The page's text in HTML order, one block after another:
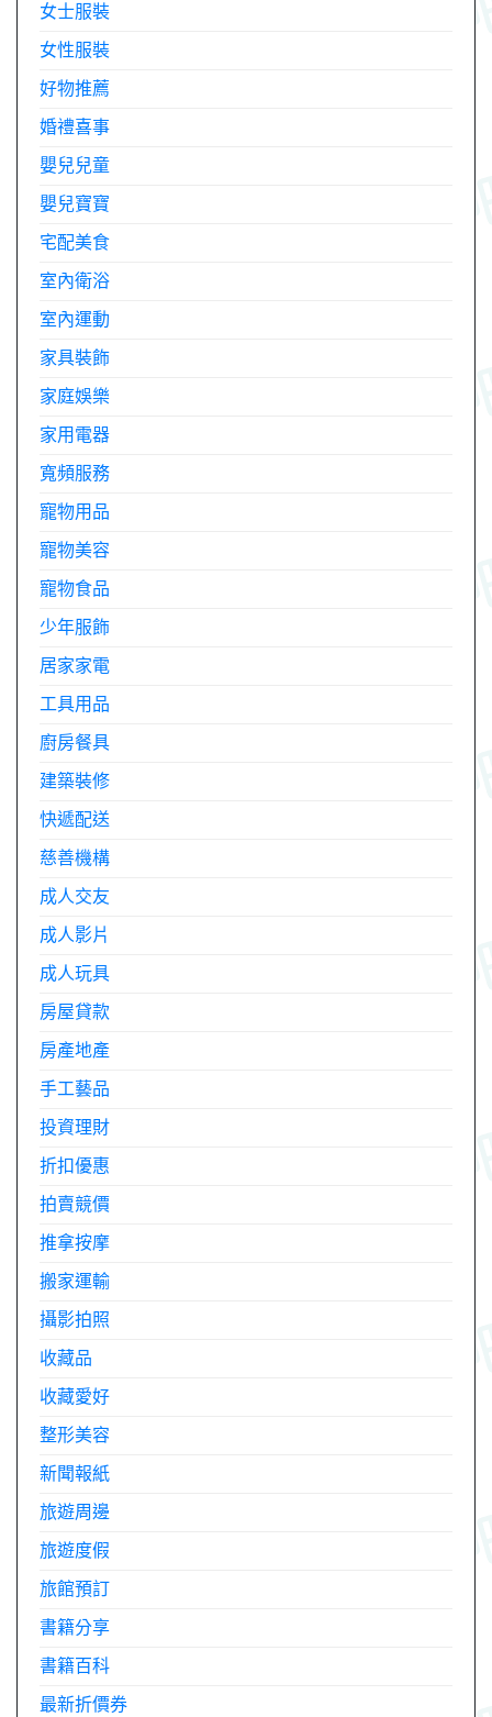
女士服裝
女性服裝
好物推薦
婚禮喜事
嬰兒兒童
嬰兒寶寶
宅配美食
室內衛浴
室內運動
家具裝飾
家庭娛樂
家用電器
寬頻服務
寵物用品
寵物美容
寵物食品
少年服飾
居家家電
工具用品
廚房餐具
建築裝修
快遞配送
慈善機構
成人交友
成人影片
成人玩具
房屋貸款
房產地產
手工藝品
投資理財
折扣優惠
拍賣競價
推拿按摩
搬家運輸
攝影拍照
收藏品
收藏愛好
整形美容
新聞報紙
旅遊周邊
旅遊度假
旅館預訂
書籍分享
書籍百科
最新折價券